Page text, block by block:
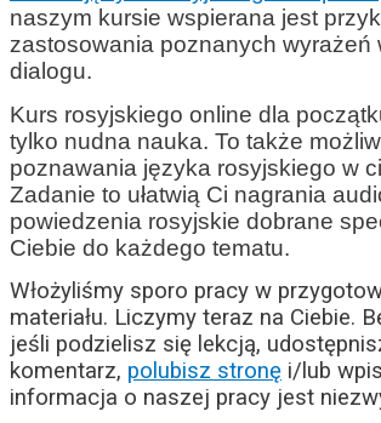
naszym kursie wspierana jest
zastosowania poznanych wyrażeń
dialogu.
Kurs rosyjskiego online dla
tylko nudna nauka. To także
poznawania języka rosyjskiego w
Zadanie to ułatwią Ci nagrania
powiedzenia rosyjskie dobrane
Ciebie do każdego tematu.
Włożyliśmy sporo pracy w
materiału. Liczymy teraz na Ciebie.
jeśli podzielisz się lekcją,
komentarz, polubisz stronę i/lub
informacja o naszej pracy jest